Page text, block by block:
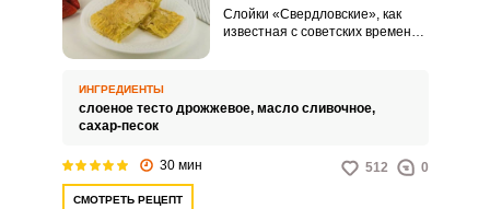
Слойки «Свердловские», как
известная с советских времен
дрожжевое тесто и 4–6 раз
слоится со сливочным маслом
ИНГРЕДИЕНТЫ
слоеное тесто дрожжевое, масло сливочное,
сахар-песок
30 мин 512 0
СМОТРЕТЬ РЕЦЕПТ